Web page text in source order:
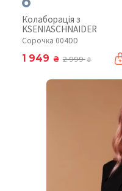
Колаборація з
KSENIASCHNAIDER
Сорочка 004DD
1 949 ₴ 2 999₴